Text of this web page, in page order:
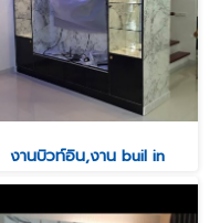
งานบิวท์อิน,งาน buil in